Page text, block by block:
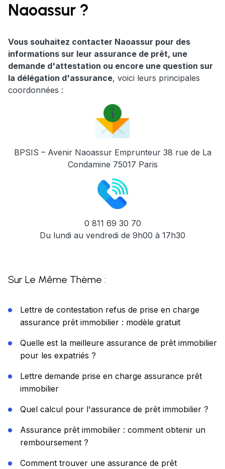
Naoassur ?
Vous souhaitez contacter Naoassur pour des
informations sur leur assurance de prêt, une
demande d'attestation ou encore une question sur
la délégation d'assurance, voici leurs principales
coordonnées :
BPSIS – Avenir Naoassur Emprunteur 38 rue de La
Condamine 75017 Paris
0 811 69 30 70
Du lundi au vendredi de 9h00 à 17h30
Sur Le Même Thème :
Lettre de contestation refus de prise en charge
assurance prêt immobilier : modèle gratuit
Quelle est la meilleure assurance de prêt immobilier
pour les expatriés ?
Lettre demande prise en charge assurance prêt
immobilier
Quel calcul pour l'assurance de prêt immobilier ?
Assurance prêt immobilier : comment obtenir un
remboursement ?
Comment trouver une assurance de prêt